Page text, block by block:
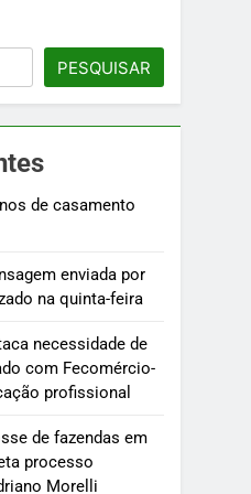
PESQUISAR
de casamento
enviada por
na quinta-feira
necessidade de
com Fecomércio-
profissional
de fazendas em
processo
Morelli